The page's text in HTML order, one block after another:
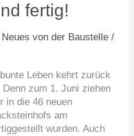
fertig!
Neues von der Baustelle /
Leben kehrt zurück
zum 1. Juni ziehen
in die 46 neuen
am
wurden. Auch